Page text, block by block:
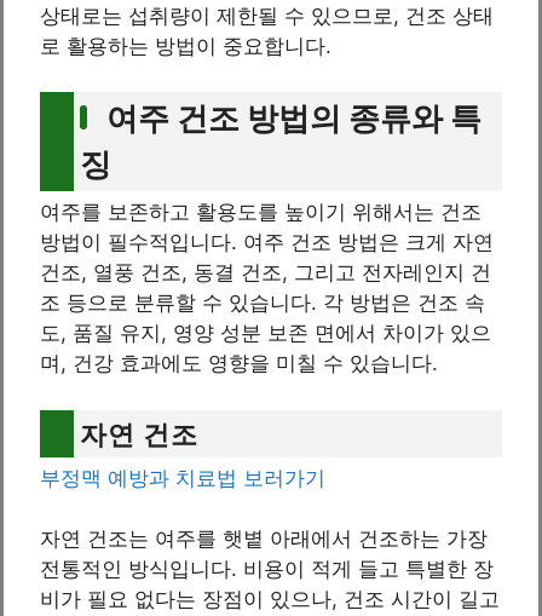
상태로는 섭취량이 제한될 수 있으므로, 건조 상태
로 활용하는 방법이 중요합니다.
여주 건조 방법의 종류와 특
징
여주를 보존하고 활용도를 높이기 위해서는 건조
방법이 필수적입니다. 여주 건조 방법은 크게 자연
건조, 열풍 건조, 동결 건조, 그리고 전자레인지 건
조 등으로 분류할 수 있습니다. 각 방법은 건조 속
도, 품질 유지, 영양 성분 보존 면에서 차이가 있으
며, 건강 효과에도 영향을 미칠 수 있습니다.
자연 건조
부정맥 예방과 치료법 보러가기
자연 건조는 여주를 햇볕 아래에서 건조하는 가장
전통적인 방식입니다. 비용이 적게 들고 특별한 장
비가 필요 없다는 장점이 있으나, 건조 시간이 길고